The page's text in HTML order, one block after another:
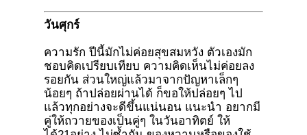
วันศุกร์
ความรัก ปีนี้มักไม่ค่อยสุขสมหวัง ตัวเองมัก
ชอบคิดเปรียบเทียบ ความคิดเห็นไม่ค่อยลง
รอยกัน ส่วนใหญ่แล้วมาจากปัญหาเล็กๆ
น้อยๆ ถ้าปล่อยผ่านได้ ก็ขอให้ปล่อยๆ ไป
แล้วทุกอย่างจะดีขึ้นแน่นอน แนะนำ อยากมี
คู่ให้ถวายของเป็นคู่ๆ ในวันอาทิตย์ ให้